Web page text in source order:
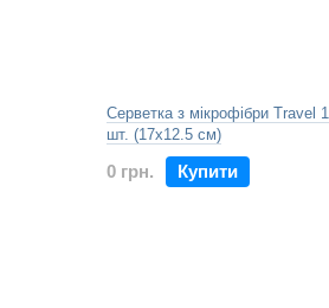
Серветка з мікрофібри Travel
шт. (17х12.5 см)
0 грн. Купити